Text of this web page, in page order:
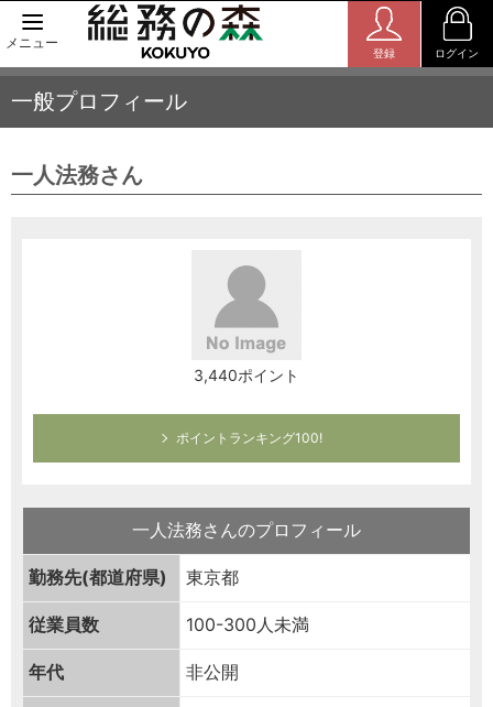
メニュー
登録 ログイン
一般プロフィール
一人法務さん
3,440ポイント
ポイントランキング100!
一人法務さんのプロフィール
勤務先(都道府県) 東京都
従業員数 100-300人未満
年代 非公開